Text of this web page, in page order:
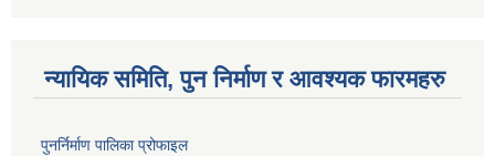
न्यायिक समिति, पुन निर्माण र आवश्यक फारमहरु
पुनर्निर्माण पालिका प्रोफाइल